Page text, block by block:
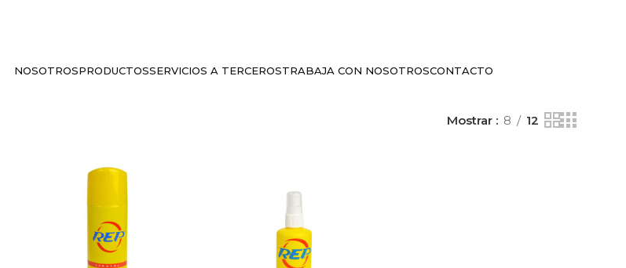
NOSOTROSPRODUCTOSSERVICIOS A TERCEROSTRABAJA CON NOSOTROSCONTACTO
Mostrar 8 12